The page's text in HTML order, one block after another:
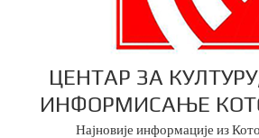
ЦЕНТАР ЗА
ИНФОРМИСАЊЕ
Најновије информације из